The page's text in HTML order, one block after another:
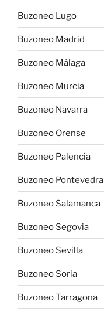
Buzoneo Lugo
Buzoneo Madrid
Buzoneo Málaga
Buzoneo Murcia
Buzoneo Navarra
Buzoneo Orense
Buzoneo Palencia
Buzoneo Pontevedra
Buzoneo Salamanca
Buzoneo Segovia
Buzoneo Sevilla
Buzoneo Soria
Buzoneo Tarragona